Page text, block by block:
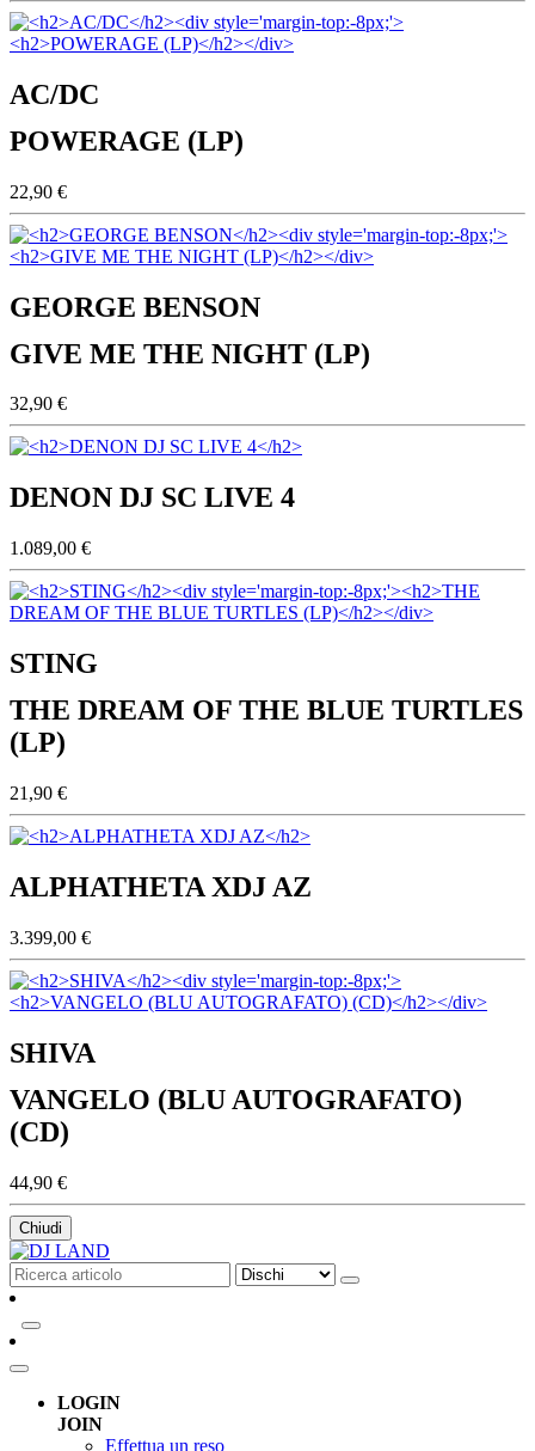
AC/DC
POWERAGE (LP)
22,90 €
GEORGE BENSON
GIVE ME THE NIGHT (LP)
32,90 €
DENON DJ SC LIVE 4
1.089,00 €
STING
THE DREAM OF THE BLUE TURTLES
(LP)
21,90 €
ALPHATHETA XDJ AZ
3.399,00 €
SHIVA
VANGELO (BLU AUTOGRAFATO)
(CD)
44,90 €
Chiudi
LOGIN
JOIN
Effettua un reso